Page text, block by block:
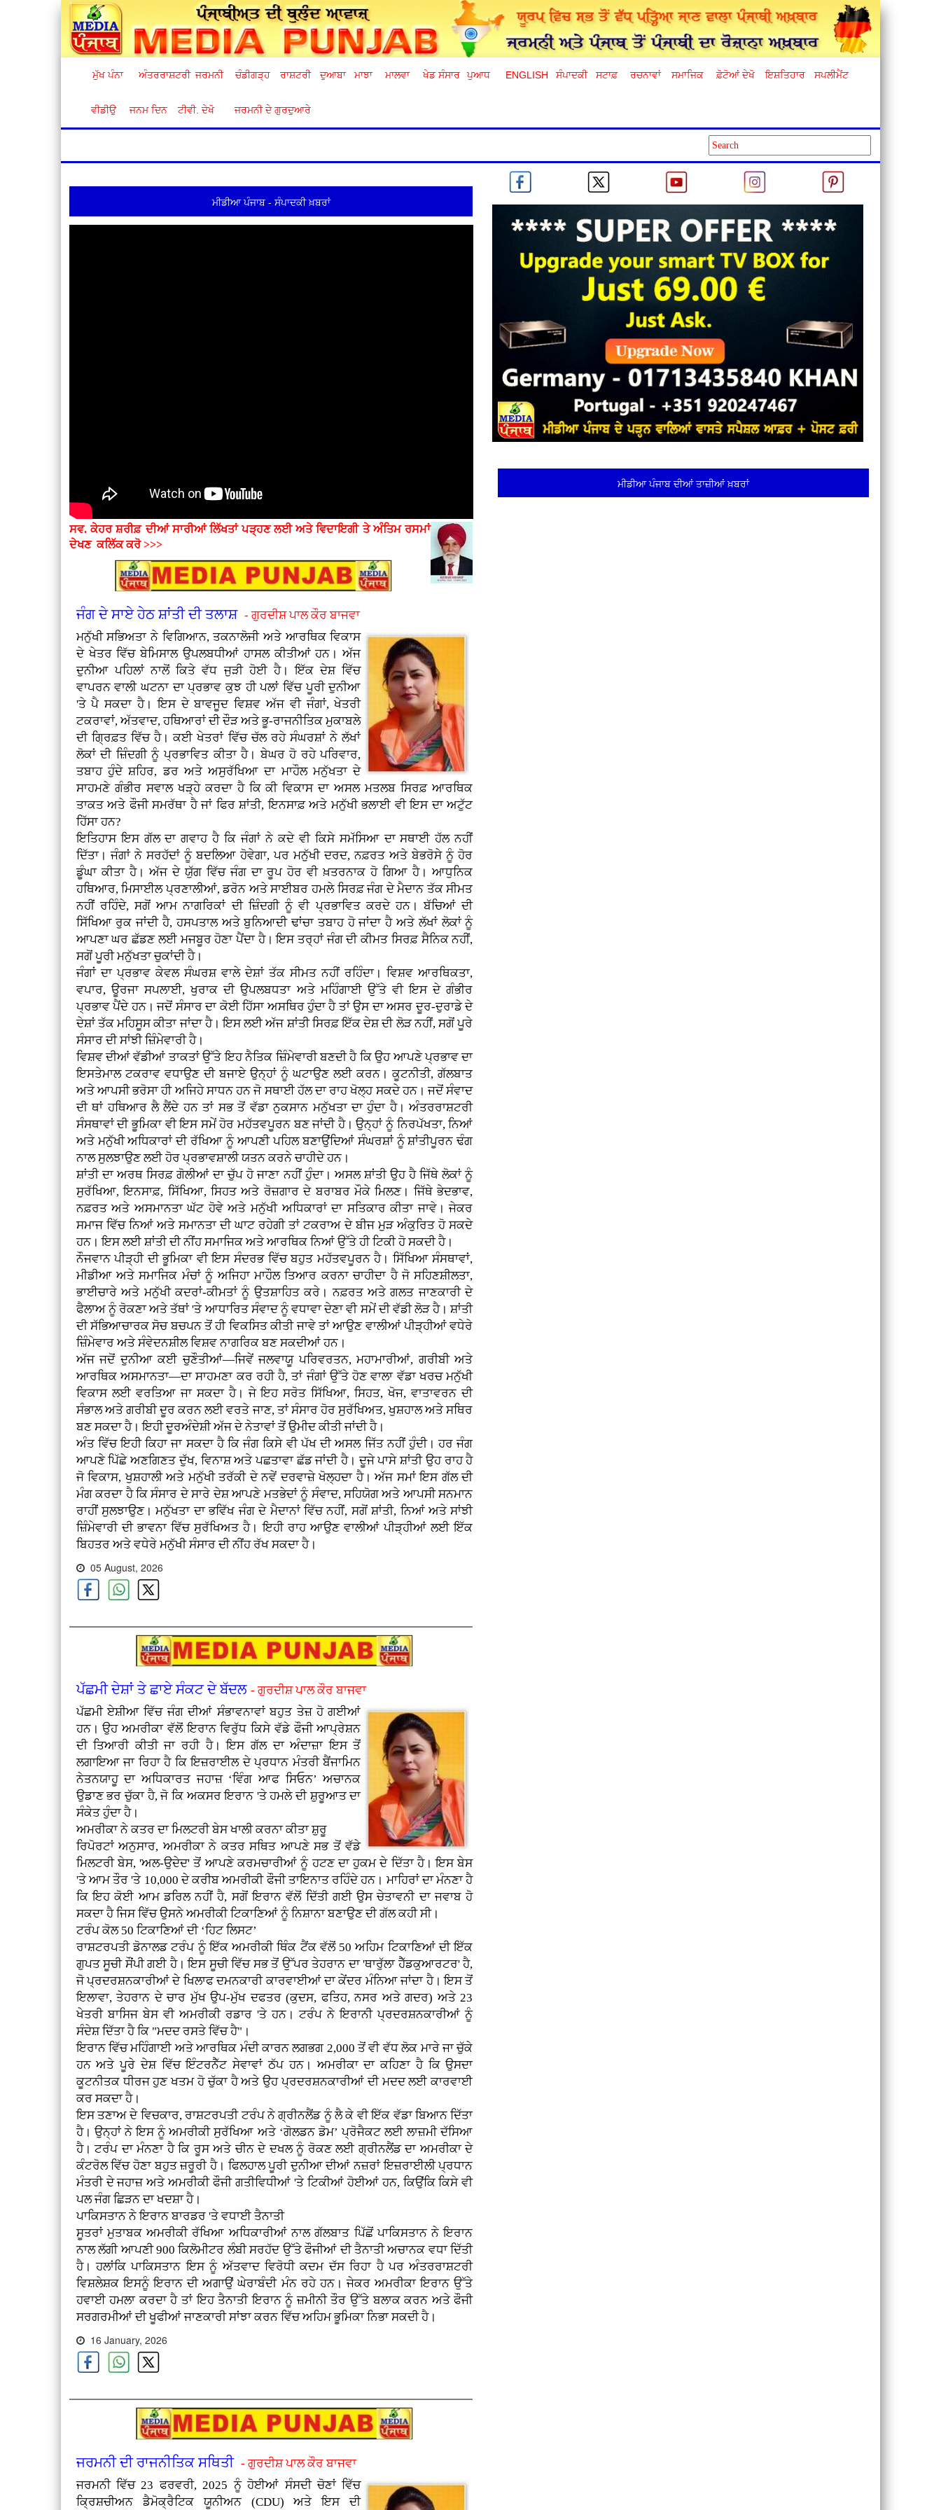
ਮੁੱਖ ਪੰਨਾ ਅੰਤਰਰਾਸ਼ਟਰੀ ਜਰਮਨੀ ਚੰਡੀਗੜ੍ਹ ਰਾਸ਼ਟਰੀ ਦੁਆਬਾ ਮਾਝਾ ਮਾਲਵਾ ਖੇਡ ਸੰਸਾਰ ਪੁਆਧ ENGLISH ਸੰਪਾਦਕੀ ਸਟਾਫ਼ ਰਚਨਾਵਾਂ ਸਮਾਜਿਕ ਫ਼ੋਟੋਆਂ ਦੇਖੋ ਇਸ਼ਤਿਹਾਰ ਸਪਲੀਮੈਂਟ
ਵੀਡੀਉ ਜਨਮ ਦਿਨ ਟੀਵੀ. ਦੇਖੋ ਜਰਮਨੀ ਦੇ ਗੁਰਦੁਆਰੇ
ਮੀਡੀਆ ਪੰਜਾਬ - ਸੰਪਾਦਕੀ ਖ਼ਬਰਾਂ
ਸਵ. ਕੇਹਰ ਸ਼ਰੀਫ਼ ਦੀਆਂ ਸਾਰੀਆਂ ਲਿੱਖਤਾਂ ਪੜ੍ਹਣ ਲਈ ਅਤੇਵਿਦਾਇਗੀ ਤੇ ਅੰਤਿਮ ਰਸਮਾਂ
ਦੇਖਣ ਕਲਿੱਕ ਕਰੋ >>>
ਜੰਗ ਦੇ ਸਾਏ ਹੇਠ ਸ਼ਾਂਤੀ ਦੀ ਤਲਾਸ਼ - ਗੁਰਦੀਸ਼ ਪਾਲ ਕੌਰ ਬਾਜਵਾ
ਮਨੁੱਖੀ ਸਭਿਅਤਾ ਨੇ ਵਿਗਿਆਨ, ਤਕਨਾਲੋਜੀ ਅਤੇ ਆਰਥਿਕ ਵਿਕਾਸ
ਦੇ ਖੇਤਰ ਵਿੱਚ ਬੇਮਿਸਾਲ ਉਪਲਬਧੀਆਂ ਹਾਸਲ ਕੀਤੀਆਂ ਹਨ। ਅੱਜ
ਦੁਨੀਆ ਪਹਿਲਾਂ ਨਾਲੋਂ ਕਿਤੇ ਵੱਧ ਜੁੜੀ ਹੋਈ ਹੈ। ਇੱਕ ਦੇਸ਼ ਵਿੱਚ
ਵਾਪਰਨ ਵਾਲੀ ਘਟਨਾ ਦਾ ਪ੍ਰਭਾਵ ਕੁਝ ਹੀ ਪਲਾਂ ਵਿੱਚ ਪੂਰੀ ਦੁਨੀਆ
'ਤੇ ਪੈ ਸਕਦਾ ਹੈ। ਇਸ ਦੇ ਬਾਵਜੂਦ ਵਿਸ਼ਵ ਅੱਜ ਵੀ ਜੰਗਾਂ, ਖੇਤਰੀ
ਟਕਰਾਵਾਂ, ਅੱਤਵਾਦ, ਹਥਿਆਰਾਂ ਦੀ ਦੌੜ ਅਤੇ ਭੂ-ਰਾਜਨੀਤਿਕ ਮੁਕਾਬਲੇ
ਦੀ ਗ੍ਰਿਫ਼ਤ ਵਿੱਚ ਹੈ। ਕਈ ਖੇਤਰਾਂ ਵਿੱਚ ਚੱਲ ਰਹੇ ਸੰਘਰਸ਼ਾਂ ਨੇ ਲੱਖਾਂ
ਲੋਕਾਂ ਦੀ ਜ਼ਿੰਦਗੀ ਨੂੰ ਪ੍ਰਭਾਵਿਤ ਕੀਤਾ ਹੈ। ਬੇਘਰ ਹੋ ਰਹੇ ਪਰਿਵਾਰ,
ਤਬਾਹ ਹੁੰਦੇ ਸ਼ਹਿਰ, ਡਰ ਅਤੇ ਅਸੁਰੱਖਿਆ ਦਾ ਮਾਹੌਲ ਮਨੁੱਖਤਾ ਦੇ
ਸਾਹਮਣੇ ਗੰਭੀਰ ਸਵਾਲ ਖੜ੍ਹੇ ਕਰਦਾ ਹੈ ਕਿ ਕੀ ਵਿਕਾਸ ਦਾ ਅਸਲ ਮਤਲਬ ਸਿਰਫ਼ ਆਰਥਿਕ
ਤਾਕਤ ਅਤੇ ਫੌਜੀ ਸਮਰੱਥਾ ਹੈ ਜਾਂ ਫਿਰ ਸ਼ਾਂਤੀ, ਇਨਸਾਫ਼ ਅਤੇ ਮਨੁੱਖੀ ਭਲਾਈ ਵੀ ਇਸ ਦਾ ਅਟੁੱਟ
ਹਿੱਸਾ ਹਨ?
ਇਤਿਹਾਸ ਇਸ ਗੱਲ ਦਾ ਗਵਾਹ ਹੈ ਕਿ ਜੰਗਾਂ ਨੇ ਕਦੇ ਵੀ ਕਿਸੇ ਸਮੱਸਿਆ ਦਾ ਸਥਾਈ ਹੱਲ ਨਹੀਂ
ਦਿੱਤਾ। ਜੰਗਾਂ ਨੇ ਸਰਹੱਦਾਂ ਨੂੰ ਬਦਲਿਆ ਹੋਵੇਗਾ, ਪਰ ਮਨੁੱਖੀ ਦਰਦ, ਨਫ਼ਰਤ ਅਤੇ ਬੇਭਰੋਸੇ ਨੂੰ ਹੋਰ
ਡੂੰਘਾ ਕੀਤਾ ਹੈ। ਅੱਜ ਦੇ ਯੁੱਗ ਵਿੱਚ ਜੰਗ ਦਾ ਰੂਪ ਹੋਰ ਵੀ ਖ਼ਤਰਨਾਕ ਹੋ ਗਿਆ ਹੈ। ਆਧੁਨਿਕ
ਹਥਿਆਰ, ਮਿਸਾਈਲ ਪ੍ਰਣਾਲੀਆਂ, ਡਰੋਨ ਅਤੇ ਸਾਈਬਰ ਹਮਲੇ ਸਿਰਫ਼ ਜੰਗ ਦੇ ਮੈਦਾਨ ਤੱਕ ਸੀਮਤ
ਨਹੀਂ ਰਹਿੰਦੇ, ਸਗੋਂ ਆਮ ਨਾਗਰਿਕਾਂ ਦੀ ਜ਼ਿੰਦਗੀ ਨੂੰ ਵੀ ਪ੍ਰਭਾਵਿਤ ਕਰਦੇ ਹਨ। ਬੱਚਿਆਂ ਦੀ
ਸਿੱਖਿਆ ਰੁਕ ਜਾਂਦੀ ਹੈ, ਹਸਪਤਾਲ ਅਤੇ ਬੁਨਿਆਦੀ ਢਾਂਚਾ ਤਬਾਹ ਹੋ ਜਾਂਦਾ ਹੈ ਅਤੇ ਲੱਖਾਂ ਲੋਕਾਂ ਨੂੰ
ਆਪਣਾ ਘਰ ਛੱਡਣ ਲਈ ਮਜਬੂਰ ਹੋਣਾ ਪੈਂਦਾ ਹੈ। ਇਸ ਤਰ੍ਹਾਂ ਜੰਗ ਦੀ ਕੀਮਤ ਸਿਰਫ਼ ਸੈਨਿਕ ਨਹੀਂ,
ਸਗੋਂ ਪੂਰੀ ਮਨੁੱਖਤਾ ਚੁਕਾਂਦੀ ਹੈ।
ਜੰਗਾਂ ਦਾ ਪ੍ਰਭਾਵ ਕੇਵਲ ਸੰਘਰਸ਼ ਵਾਲੇ ਦੇਸ਼ਾਂ ਤੱਕ ਸੀਮਤ ਨਹੀਂ ਰਹਿੰਦਾ। ਵਿਸ਼ਵ ਆਰਥਿਕਤਾ,
ਵਪਾਰ, ਊਰਜਾ ਸਪਲਾਈ, ਖੁਰਾਕ ਦੀ ਉਪਲਬਧਤਾ ਅਤੇ ਮਹਿੰਗਾਈ ਉੱਤੇ ਵੀ ਇਸ ਦੇ ਗੰਭੀਰ
ਪ੍ਰਭਾਵ ਪੈਂਦੇ ਹਨ। ਜਦੋਂ ਸੰਸਾਰ ਦਾ ਕੋਈ ਹਿੱਸਾ ਅਸਥਿਰ ਹੁੰਦਾ ਹੈ ਤਾਂ ਉਸ ਦਾ ਅਸਰ ਦੂਰ-ਦੁਰਾਡੇ ਦੇ
ਦੇਸ਼ਾਂ ਤੱਕ ਮਹਿਸੂਸ ਕੀਤਾ ਜਾਂਦਾ ਹੈ। ਇਸ ਲਈ ਅੱਜ ਸ਼ਾਂਤੀ ਸਿਰਫ਼ ਇੱਕ ਦੇਸ਼ ਦੀ ਲੋੜ ਨਹੀਂ, ਸਗੋਂ ਪੂਰੇ
ਸੰਸਾਰ ਦੀ ਸਾਂਝੀ ਜ਼ਿੰਮੇਵਾਰੀ ਹੈ।
ਵਿਸ਼ਵ ਦੀਆਂ ਵੱਡੀਆਂ ਤਾਕਤਾਂ ਉੱਤੇ ਇਹ ਨੈਤਿਕ ਜ਼ਿੰਮੇਵਾਰੀ ਬਣਦੀ ਹੈ ਕਿ ਉਹ ਆਪਣੇ ਪ੍ਰਭਾਵ ਦਾ
ਇਸਤੇਮਾਲ ਟਕਰਾਵ ਵਧਾਉਣ ਦੀ ਬਜਾਏ ਉਨ੍ਹਾਂ ਨੂੰ ਘਟਾਉਣ ਲਈ ਕਰਨ। ਕੂਟਨੀਤੀ, ਗੱਲਬਾਤ
ਅਤੇ ਆਪਸੀ ਭਰੋਸਾ ਹੀ ਅਜਿਹੇ ਸਾਧਨ ਹਨ ਜੋ ਸਥਾਈ ਹੱਲ ਦਾ ਰਾਹ ਖੋਲ੍ਹ ਸਕਦੇ ਹਨ। ਜਦੋਂ ਸੰਵਾਦ
ਦੀ ਥਾਂ ਹਥਿਆਰ ਲੈ ਲੈਂਦੇ ਹਨ ਤਾਂ ਸਭ ਤੋਂ ਵੱਡਾ ਨੁਕਸਾਨ ਮਨੁੱਖਤਾ ਦਾ ਹੁੰਦਾ ਹੈ। ਅੰਤਰਰਾਸ਼ਟਰੀ
ਸੰਸਥਾਵਾਂ ਦੀ ਭੂਮਿਕਾ ਵੀ ਇਸ ਸਮੇਂ ਹੋਰ ਮਹੱਤਵਪੂਰਨ ਬਣ ਜਾਂਦੀ ਹੈ। ਉਨ੍ਹਾਂ ਨੂੰ ਨਿਰਪੱਖਤਾ, ਨਿਆਂ
ਅਤੇ ਮਨੁੱਖੀ ਅਧਿਕਾਰਾਂ ਦੀ ਰੱਖਿਆ ਨੂੰ ਆਪਣੀ ਪਹਿਲ ਬਣਾਉਂਦਿਆਂ ਸੰਘਰਸ਼ਾਂ ਨੂੰ ਸ਼ਾਂਤੀਪੂਰਨ ਢੰਗ
ਨਾਲ ਸੁਲਝਾਉਣ ਲਈ ਹੋਰ ਪ੍ਰਭਾਵਸ਼ਾਲੀ ਯਤਨ ਕਰਨੇ ਚਾਹੀਦੇ ਹਨ।
ਸ਼ਾਂਤੀ ਦਾ ਅਰਥ ਸਿਰਫ਼ ਗੋਲੀਆਂ ਦਾ ਚੁੱਪ ਹੋ ਜਾਣਾ ਨਹੀਂ ਹੁੰਦਾ। ਅਸਲ ਸ਼ਾਂਤੀ ਉਹ ਹੈ ਜਿੱਥੇ ਲੋਕਾਂ ਨੂੰ
ਸੁਰੱਖਿਆ, ਇਨਸਾਫ਼, ਸਿੱਖਿਆ, ਸਿਹਤ ਅਤੇ ਰੋਜ਼ਗਾਰ ਦੇ ਬਰਾਬਰ ਮੌਕੇ ਮਿਲਣ। ਜਿੱਥੇ ਭੇਦਭਾਵ,
ਨਫ਼ਰਤ ਅਤੇ ਅਸਮਾਨਤਾ ਘੱਟ ਹੋਵੇ ਅਤੇ ਮਨੁੱਖੀ ਅਧਿਕਾਰਾਂ ਦਾ ਸਤਿਕਾਰ ਕੀਤਾ ਜਾਵੇ। ਜੇਕਰ
ਸਮਾਜ ਵਿੱਚ ਨਿਆਂ ਅਤੇ ਸਮਾਨਤਾ ਦੀ ਘਾਟ ਰਹੇਗੀ ਤਾਂ ਟਕਰਾਅ ਦੇ ਬੀਜ ਮੁੜ ਅੰਕੁਰਿਤ ਹੋ ਸਕਦੇ
ਹਨ। ਇਸ ਲਈ ਸ਼ਾਂਤੀ ਦੀ ਨੀਂਹ ਸਮਾਜਿਕ ਅਤੇ ਆਰਥਿਕ ਨਿਆਂ ਉੱਤੇ ਹੀ ਟਿਕੀ ਹੋ ਸਕਦੀ ਹੈ।
ਨੌਜਵਾਨ ਪੀੜ੍ਹੀ ਦੀ ਭੂਮਿਕਾ ਵੀ ਇਸ ਸੰਦਰਭ ਵਿੱਚ ਬਹੁਤ ਮਹੱਤਵਪੂਰਨ ਹੈ। ਸਿੱਖਿਆ ਸੰਸਥਾਵਾਂ,
ਮੀਡੀਆ ਅਤੇ ਸਮਾਜਿਕ ਮੰਚਾਂ ਨੂੰ ਅਜਿਹਾ ਮਾਹੌਲ ਤਿਆਰ ਕਰਨਾ ਚਾਹੀਦਾ ਹੈ ਜੋ ਸਹਿਣਸ਼ੀਲਤਾ,
ਭਾਈਚਾਰੇ ਅਤੇ ਮਨੁੱਖੀ ਕਦਰਾਂ-ਕੀਮਤਾਂ ਨੂੰ ਉਤਸ਼ਾਹਿਤ ਕਰੇ। ਨਫ਼ਰਤ ਅਤੇ ਗਲਤ ਜਾਣਕਾਰੀ ਦੇ
ਫੈਲਾਅ ਨੂੰ ਰੋਕਣਾ ਅਤੇ ਤੱਥਾਂ 'ਤੇ ਆਧਾਰਿਤ ਸੰਵਾਦ ਨੂੰ ਵਧਾਵਾ ਦੇਣਾ ਵੀ ਸਮੇਂ ਦੀ ਵੱਡੀ ਲੋੜ ਹੈ। ਸ਼ਾਂਤੀ
ਦੀ ਸੱਭਿਆਚਾਰਕ ਸੋਚ ਬਚਪਨ ਤੋਂ ਹੀ ਵਿਕਸਿਤ ਕੀਤੀ ਜਾਵੇ ਤਾਂ ਆਉਣ ਵਾਲੀਆਂ ਪੀੜ੍ਹੀਆਂ ਵਧੇਰੇ
ਜ਼ਿੰਮੇਵਾਰ ਅਤੇ ਸੰਵੇਦਨਸ਼ੀਲ ਵਿਸ਼ਵ ਨਾਗਰਿਕ ਬਣ ਸਕਦੀਆਂ ਹਨ।
ਅੱਜ ਜਦੋਂ ਦੁਨੀਆ ਕਈ ਚੁਣੌਤੀਆਂ—ਜਿਵੇਂ ਜਲਵਾਯੂ ਪਰਿਵਰਤਨ, ਮਹਾਮਾਰੀਆਂ, ਗਰੀਬੀ ਅਤੇ
ਆਰਥਿਕ ਅਸਮਾਨਤਾ—ਦਾ ਸਾਹਮਣਾ ਕਰ ਰਹੀ ਹੈ, ਤਾਂ ਜੰਗਾਂ ਉੱਤੇ ਹੋਣ ਵਾਲਾ ਵੱਡਾ ਖਰਚ ਮਨੁੱਖੀ
ਵਿਕਾਸ ਲਈ ਵਰਤਿਆ ਜਾ ਸਕਦਾ ਹੈ। ਜੇ ਇਹ ਸਰੋਤ ਸਿੱਖਿਆ, ਸਿਹਤ, ਖੋਜ, ਵਾਤਾਵਰਨ ਦੀ
ਸੰਭਾਲ ਅਤੇ ਗਰੀਬੀ ਦੂਰ ਕਰਨ ਲਈ ਵਰਤੇ ਜਾਣ, ਤਾਂ ਸੰਸਾਰ ਹੋਰ ਸੁਰੱਖਿਅਤ, ਖੁਸ਼ਹਾਲ ਅਤੇ ਸਥਿਰ
ਬਣ ਸਕਦਾ ਹੈ। ਇਹੀ ਦੂਰਅੰਦੇਸ਼ੀ ਅੱਜ ਦੇ ਨੇਤਾਵਾਂ ਤੋਂ ਉਮੀਦ ਕੀਤੀ ਜਾਂਦੀ ਹੈ।
ਅੰਤ ਵਿੱਚ ਇਹੀ ਕਿਹਾ ਜਾ ਸਕਦਾ ਹੈ ਕਿ ਜੰਗ ਕਿਸੇ ਵੀ ਪੱਖ ਦੀ ਅਸਲ ਜਿੱਤ ਨਹੀਂ ਹੁੰਦੀ। ਹਰ ਜੰਗ
ਆਪਣੇ ਪਿੱਛੇ ਅਣਗਿਣਤ ਦੁੱਖ, ਵਿਨਾਸ਼ ਅਤੇ ਪਛਤਾਵਾ ਛੱਡ ਜਾਂਦੀ ਹੈ। ਦੂਜੇ ਪਾਸੇ ਸ਼ਾਂਤੀ ਉਹ ਰਾਹ ਹੈ
ਜੋ ਵਿਕਾਸ, ਖੁਸ਼ਹਾਲੀ ਅਤੇ ਮਨੁੱਖੀ ਤਰੱਕੀ ਦੇ ਨਵੇਂ ਦਰਵਾਜ਼ੇ ਖੋਲ੍ਹਦਾ ਹੈ। ਅੱਜ ਸਮਾਂ ਇਸ ਗੱਲ ਦੀ
ਮੰਗ ਕਰਦਾ ਹੈ ਕਿ ਸੰਸਾਰ ਦੇ ਸਾਰੇ ਦੇਸ਼ ਆਪਣੇ ਮਤਭੇਦਾਂ ਨੂੰ ਸੰਵਾਦ, ਸਹਿਯੋਗ ਅਤੇ ਆਪਸੀ ਸਨਮਾਨ
ਰਾਹੀਂ ਸੁਲਝਾਉਣ। ਮਨੁੱਖਤਾ ਦਾ ਭਵਿੱਖ ਜੰਗ ਦੇ ਮੈਦਾਨਾਂ ਵਿੱਚ ਨਹੀਂ, ਸਗੋਂ ਸ਼ਾਂਤੀ, ਨਿਆਂ ਅਤੇ ਸਾਂਝੀ
ਜ਼ਿੰਮੇਵਾਰੀ ਦੀ ਭਾਵਨਾ ਵਿੱਚ ਸੁਰੱਖਿਅਤ ਹੈ। ਇਹੀ ਰਾਹ ਆਉਣ ਵਾਲੀਆਂ ਪੀੜ੍ਹੀਆਂ ਲਈ ਇੱਕ
ਬਿਹਤਰ ਅਤੇ ਵਧੇਰੇ ਮਨੁੱਖੀ ਸੰਸਾਰ ਦੀ ਨੀਂਹ ਰੱਖ ਸਕਦਾ ਹੈ।
05 August, 2026
ਪੱਛਮੀ ਦੇਸ਼ਾਂ ਤੇ ਛਾਏ ਸੰਕਟ ਦੇ ਬੱਦਲ - ਗੁਰਦੀਸ਼ ਪਾਲ ਕੌਰ ਬਾਜਵਾ
ਪੱਛਮੀ ਏਸ਼ੀਆ ਵਿੱਚ ਜੰਗ ਦੀਆਂ ਸੰਭਾਵਨਾਵਾਂ ਬਹੁਤ ਤੇਜ਼ ਹੋ ਗਈਆਂ
ਹਨ। ਉਹ ਅਮਰੀਕਾ ਵੱਲੋਂ ਇਰਾਨ ਵਿਰੁੱਧ ਕਿਸੇ ਵੱਡੇ ਫੌਜੀ ਆਪ੍ਰੇਸ਼ਨ
ਦੀ ਤਿਆਰੀ ਕੀਤੀ ਜਾ ਰਹੀ ਹੈ। ਇਸ ਗੱਲ ਦਾ ਅੰਦਾਜ਼ਾ ਇਸ ਤੋਂ
ਲਗਾਇਆ ਜਾ ਰਿਹਾ ਹੈ ਕਿ ਇਜ਼ਰਾਈਲ ਦੇ ਪ੍ਰਧਾਨ ਮੰਤਰੀ ਬੈਂਜਾਮਿਨ
ਨੇਤਨਯਾਹੂ ਦਾ ਅਧਿਕਾਰਤ ਜਹਾਜ਼ ‘ਵਿੰਗ ਆਫ ਸਿਓਨ’ ਅਚਾਨਕ
ਉਡਾਣ ਭਰ ਚੁੱਕਾ ਹੈ, ਜੋ ਕਿ ਅਕਸਰ ਇਰਾਨ 'ਤੇ ਹਮਲੇ ਦੀ ਸ਼ੁਰੂਆਤ ਦਾ
ਸੰਕੇਤ ਹੁੰਦਾ ਹੈ।
ਅਮਰੀਕਾ ਨੇ ਕਤਰ ਦਾ ਮਿਲਟਰੀ ਬੇਸ ਖਾਲੀ ਕਰਨਾ ਕੀਤਾ ਸ਼ੁਰੂ
ਰਿਪੋਰਟਾਂ ਅਨੁਸਾਰ, ਅਮਰੀਕਾ ਨੇ ਕਤਰ ਸਥਿਤ ਆਪਣੇ ਸਭ ਤੋਂ ਵੱਡੇ
ਮਿਲਟਰੀ ਬੇਸ, 'ਅਲ-ਉਦੇਦ' ਤੋਂ ਆਪਣੇ ਕਰਮਚਾਰੀਆਂ ਨੂੰ ਹਟਣ ਦਾ ਹੁਕਮ ਦੇ ਦਿੱਤਾ ਹੈ। ਇਸ ਬੇਸ
'ਤੇ ਆਮ ਤੌਰ 'ਤੇ 10,000 ਦੇ ਕਰੀਬ ਅਮਰੀਕੀ ਫੌਜੀ ਤਾਇਨਾਤ ਰਹਿੰਦੇ ਹਨ। ਮਾਹਿਰਾਂ ਦਾ ਮੰਨਣਾ ਹੈ
ਕਿ ਇਹ ਕੋਈ ਆਮ ਡਰਿਲ ਨਹੀਂ ਹੈ, ਸਗੋਂ ਇਰਾਨ ਵੱਲੋਂ ਦਿੱਤੀ ਗਈ ਉਸ ਚੇਤਾਵਨੀ ਦਾ ਜਵਾਬ ਹੋ
ਸਕਦਾ ਹੈ ਜਿਸ ਵਿੱਚ ਉਸਨੇ ਅਮਰੀਕੀ ਟਿਕਾਣਿਆਂ ਨੂੰ ਨਿਸ਼ਾਨਾ ਬਣਾਉਣ ਦੀ ਗੱਲ ਕਹੀ ਸੀ।
ਟਰੰਪ ਕੋਲ 50 ਟਿਕਾਣਿਆਂ ਦੀ ‘ਹਿਟ ਲਿਸਟ’
ਰਾਸ਼ਟਰਪਤੀ ਡੋਨਾਲਡ ਟਰੰਪ ਨੂੰ ਇੱਕ ਅਮਰੀਕੀ ਥਿੰਕ ਟੈਂਕ ਵੱਲੋਂ 50 ਅਹਿਮ ਟਿਕਾਣਿਆਂ ਦੀ ਇੱਕ
ਗੁਪਤ ਸੂਚੀ ਸੌਂਪੀ ਗਈ ਹੈ। ਇਸ ਸੂਚੀ ਵਿੱਚ ਸਭ ਤੋਂ ਉੱਪਰ ਤੇਹਰਾਨ ਦਾ 'ਥਾਰੁੱਲਾ ਹੈੱਡਕੁਆਰਟਰ' ਹੈ,
ਜੋ ਪ੍ਰਦਰਸ਼ਨਕਾਰੀਆਂ ਦੇ ਖਿਲਾਫ ਦਮਨਕਾਰੀ ਕਾਰਵਾਈਆਂ ਦਾ ਕੇਂਦਰ ਮੰਨਿਆ ਜਾਂਦਾ ਹੈ। ਇਸ ਤੋਂ
ਇਲਾਵਾ, ਤੇਹਰਾਨ ਦੇ ਚਾਰ ਮੁੱਖ ਉਪ-ਮੁੱਖ ਦਫਤਰ (ਕੁਦਸ, ਫਤਿਹ, ਨਸਰ ਅਤੇ ਗਦਰ) ਅਤੇ 23
ਖੇਤਰੀ ਬਾਸਿਜ ਬੇਸ ਵੀ ਅਮਰੀਕੀ ਰਡਾਰ 'ਤੇ ਹਨ। ਟਰੰਪ ਨੇ ਇਰਾਨੀ ਪ੍ਰਦਰਸ਼ਨਕਾਰੀਆਂ ਨੂੰ
ਸੰਦੇਸ਼ ਦਿੱਤਾ ਹੈ ਕਿ "ਮਦਦ ਰਸਤੇ ਵਿੱਚ ਹੈ"।
ਇਰਾਨ ਵਿੱਚ ਮਹਿੰਗਾਈ ਅਤੇ ਆਰਥਿਕ ਮੰਦੀ ਕਾਰਨ ਲਗਭਗ 2,000 ਤੋਂ ਵੀ ਵੱਧ ਲੋਕ ਮਾਰੇ ਜਾ ਚੁੱਕੇ
ਹਨ ਅਤੇ ਪੂਰੇ ਦੇਸ਼ ਵਿੱਚ ਇੰਟਰਨੈੱਟ ਸੇਵਾਵਾਂ ਠੱਪ ਹਨ। ਅਮਰੀਕਾ ਦਾ ਕਹਿਣਾ ਹੈ ਕਿ ਉਸਦਾ
ਕੂਟਨੀਤਕ ਧੀਰਜ ਹੁਣ ਖਤਮ ਹੋ ਚੁੱਕਾ ਹੈ ਅਤੇ ਉਹ ਪ੍ਰਦਰਸ਼ਨਕਾਰੀਆਂ ਦੀ ਮਦਦ ਲਈ ਕਾਰਵਾਈ
ਕਰ ਸਕਦਾ ਹੈ।
ਇਸ ਤਣਾਅ ਦੇ ਵਿਚਕਾਰ, ਰਾਸ਼ਟਰਪਤੀ ਟਰੰਪ ਨੇ ਗ੍ਰੀਨਲੈਂਡ ਨੂੰ ਲੈ ਕੇ ਵੀ ਇੱਕ ਵੱਡਾ ਬਿਆਨ ਦਿੱਤਾ
ਹੈ। ਉਨ੍ਹਾਂ ਨੇ ਇਸ ਨੂੰ ਅਮਰੀਕੀ ਸੁਰੱਖਿਆ ਅਤੇ ‘ਗੋਲਡਨ ਡੋਮ’ ਪ੍ਰੋਜੈਕਟ ਲਈ ਲਾਜ਼ਮੀ ਦੱਸਿਆ
ਹੈ। ਟਰੰਪ ਦਾ ਮੰਨਣਾ ਹੈ ਕਿ ਰੂਸ ਅਤੇ ਚੀਨ ਦੇ ਦਖਲ ਨੂੰ ਰੋਕਣ ਲਈ ਗ੍ਰੀਨਲੈਂਡ ਦਾ ਅਮਰੀਕਾ ਦੇ
ਕੰਟਰੋਲ ਵਿੱਚ ਹੋਣਾ ਬਹੁਤ ਜ਼ਰੂਰੀ ਹੈ। ਫਿਲਹਾਲ ਪੂਰੀ ਦੁਨੀਆ ਦੀਆਂ ਨਜ਼ਰਾਂ ਇਜ਼ਰਾਈਲੀ ਪ੍ਰਧਾਨ
ਮੰਤਰੀ ਦੇ ਜਹਾਜ਼ ਅਤੇ ਅਮਰੀਕੀ ਫੌਜੀ ਗਤੀਵਿਧੀਆਂ 'ਤੇ ਟਿਕੀਆਂ ਹੋਈਆਂ ਹਨ, ਕਿਉਂਕਿ ਕਿਸੇ ਵੀ
ਪਲ ਜੰਗ ਛਿੜਨ ਦਾ ਖਦਸ਼ਾ ਹੈ।
ਪਾਕਿਸਤਾਨ ਨੇ ਇਰਾਨ ਬਾਰਡਰ 'ਤੇ ਵਧਾਈ ਤੈਨਾਤੀ
ਸੂਤਰਾਂ ਮੁਤਾਬਕ ਅਮਰੀਕੀ ਰੱਖਿਆ ਅਧਿਕਾਰੀਆਂ ਨਾਲ ਗੱਲਬਾਤ ਪਿੱਛੋਂ ਪਾਕਿਸਤਾਨ ਨੇ ਇਰਾਨ
ਨਾਲ ਲੱਗੀ ਆਪਣੀ 900 ਕਿਲੋਮੀਟਰ ਲੰਬੀ ਸਰਹੱਦ ਉੱਤੇ ਫੌਜੀਆਂ ਦੀ ਤੈਨਾਤੀ ਅਚਾਨਕ ਵਧਾ ਦਿੱਤੀ
ਹੈ। ਹਲਾਂਕਿ ਪਾਕਿਸਤਾਨ ਇਸ ਨੂੰ ਅੱਤਵਾਦ ਵਿਰੋਧੀ ਕਦਮ ਦੱਸ ਰਿਹਾ ਹੈ ਪਰ ਅੰਤਰਰਾਸ਼ਟਰੀ
ਵਿਸ਼ਲੇਸ਼ਕ ਇਸਨੂੰ ਇਰਾਨ ਦੀ ਅਗਾਉਂ ਘੇਰਾਬੰਦੀ ਮੰਨ ਰਹੇ ਹਨ। ਜੇਕਰ ਅਮਰੀਕਾ ਇਰਾਨ ਉੱਤੇ
ਹਵਾਈ ਹਮਲਾ ਕਰਦਾ ਹੈ ਤਾਂ ਇਹ ਤੈਨਾਤੀ ਇਰਾਨ ਨੂੰ ਜ਼ਮੀਨੀ ਤੌਰ ਉੱਤੇ ਬਲਾਕ ਕਰਨ ਅਤੇ ਫੌਜੀ
ਸਰਗਰਮੀਆਂ ਦੀ ਖੂਫੀਆਂ ਜਾਣਕਾਰੀ ਸਾਂਝਾ ਕਰਨ ਵਿੱਚ ਅਹਿਮ ਭੂਮਿਕਾ ਨਿਭਾ ਸਕਦੀ ਹੈ।
16 January, 2026
ਜਰਮਨੀ ਦੀ ਰਾਜਨੀਤਿਕ ਸਥਿਤੀ - ਗੁਰਦੀਸ਼ ਪਾਲ ਕੌਰ ਬਾਜਵਾ
ਜਰਮਨੀ ਵਿੱਚ 23 ਫਰਵਰੀ, 2025 ਨੂੰ ਹੋਈਆਂ ਸੰਸਦੀ ਚੋਣਾਂ ਵਿੱਚ
ਕ੍ਰਿਸ਼ਚੀਅਨ ਡੈਮੋਕ੍ਰੈਟਿਕ ਯੂਨੀਅਨ (CDU) ਅਤੇ ਇਸ ਦੀ
ਮੀਡੀਆ ਪੰਜਾਬ ਦੀਆਂ ਤਾਜ਼ੀਆਂ ਖ਼ਬਰਾਂ